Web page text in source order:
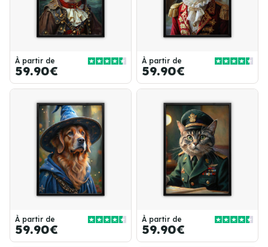
À partir de
59.90€
À partir de
59.90€
À partir de
59.90€
À partir de
59.90€